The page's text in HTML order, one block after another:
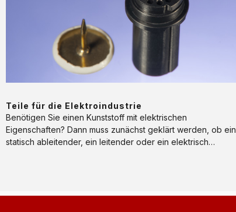
Teile für die Elektroindustrie
Benötigen Sie einen Kunststoff mit elektrischen
Eigenschaften? Dann muss zunächst geklärt werden, ob ein
statisch ableitender, ein leitender oder ein elektrisch